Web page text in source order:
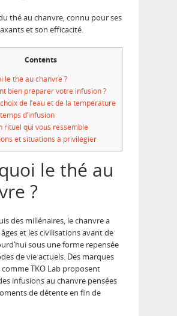
du thé au chanvre, connu pour ses
et son efficacité.
Contents
le thé au chanvre ?
bien préparer votre infusion ?
de l’eau et de la température
d’infusion
rituel qui vous ressemble
et situations à privilégier
le thé au
?
des millénaires, le chanvre a
et les civilisations avant de
sous une forme repensée
de vie actuels. Des marques
comme TKO Lab proposent
infusions au chanvre pensées
de détente en fin de